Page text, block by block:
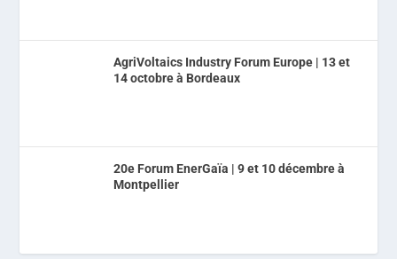
AgriVoltaics Industry Forum Europe | 13 et
14 octobre à Bordeaux
20e Forum EnerGaïa | 9 et 10 décembre à
Montpellier